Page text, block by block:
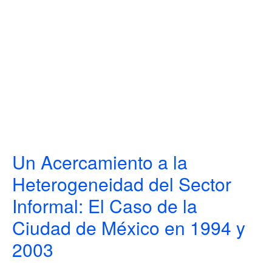
Un Acercamiento a la
Heterogeneidad del Sector
Informal: El Caso de la
Ciudad de México en 1994 y
2003